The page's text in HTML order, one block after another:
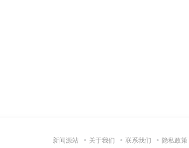
新闻源站 关于我们 联系我们 隐私政策